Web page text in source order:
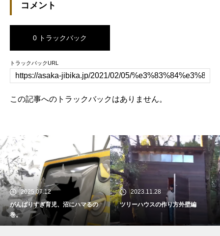
コメント
0 トラックバック
トラックバックURL
この記事へのトラックバックはありません。
2025.07.12
がんばりすぎ育児、沼にハマるの
巻。
2023.11.28
ツリーハウスの作り方外壁編